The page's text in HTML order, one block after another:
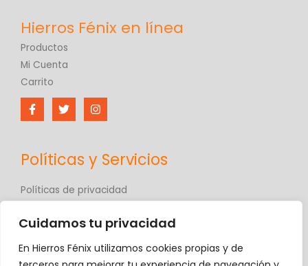
Cuidamos tu privacidad
En Hierros Fénix utilizamos cookies propias y de
Productos
Mi Cuenta
Carrito
Políticas y Servicios
Políticas de privacidad
Términos y condiciones
Contáctanos